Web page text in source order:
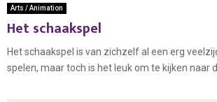
Arts / Animation
Het schaakspel
Het schaakspel is van zichzelf al een erg
spelen, maar toch is het leuk om te kijken naar